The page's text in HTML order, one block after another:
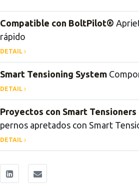
Compatible con BoltPilot®
rápido
DETAIL
Smart Tensioning System
DETAIL
Proyectos con Smart Tensioners
pernos apretados con Smart
DETAIL